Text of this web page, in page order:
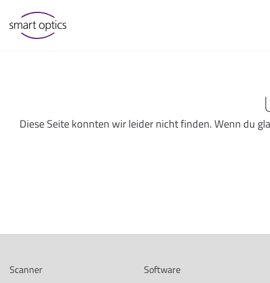
Diese Seite konnten wir leider nicht finden. Wenn du
Scanner
Software